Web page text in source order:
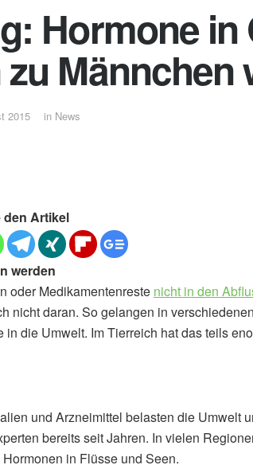
Hormone in
Männchen
2015 in News
den Artikel
werden
oder Medikamentenreste nicht in den
nicht daran. So gelangen in verschiedenen
die Umwelt. Im Tierreich hat das teils
und Arzneimittel belasten die Umwelt
bereits seit Jahren. In vielen
in Flüsse und Seen.